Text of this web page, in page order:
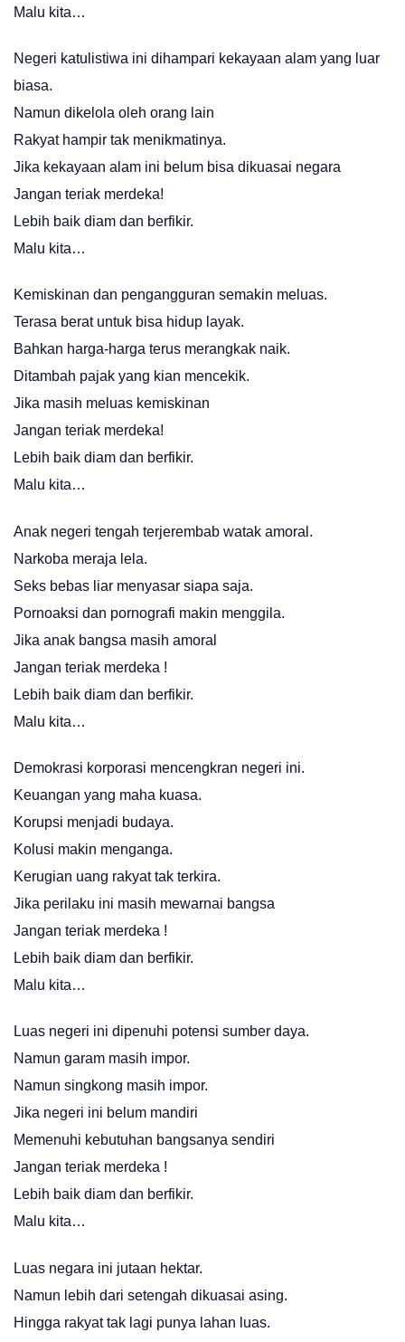
Malu kita…
Negeri katulistiwa ini dihampari kekayaan alam yang luar
biasa.
Namun dikelola oleh orang lain
Rakyat hampir tak menikmatinya.
Jika kekayaan alam ini belum bisa dikuasai negara
Jangan teriak merdeka!
Lebih baik diam dan berfikir.
Malu kita…
Kemiskinan dan pengangguran semakin meluas.
Terasa berat untuk bisa hidup layak.
Bahkan harga-harga terus merangkak naik.
Ditambah pajak yang kian mencekik.
Jika masih meluas kemiskinan
Jangan teriak merdeka!
Lebih baik diam dan berfikir.
Malu kita…
Anak negeri tengah terjerembab watak amoral.
Narkoba meraja lela.
Seks bebas liar menyasar siapa saja.
Pornoaksi dan pornografi makin menggila.
Jika anak bangsa masih amoral
Jangan teriak merdeka !
Lebih baik diam dan berfikir.
Malu kita…
Demokrasi korporasi mencengkran negeri ini.
Keuangan yang maha kuasa.
Korupsi menjadi budaya.
Kolusi makin menganga.
Kerugian uang rakyat tak terkira.
Jika perilaku ini masih mewarnai bangsa
Jangan teriak merdeka !
Lebih baik diam dan berfikir.
Malu kita…
Luas negeri ini dipenuhi potensi sumber daya.
Namun garam masih impor.
Namun singkong masih impor.
Jika negeri ini belum mandiri
Memenuhi kebutuhan bangsanya sendiri
Jangan teriak merdeka !
Lebih baik diam dan berfikir.
Malu kita…
Luas negara ini jutaan hektar.
Namun lebih dari setengah dikuasai asing.
Hingga rakyat tak lagi punya lahan luas.